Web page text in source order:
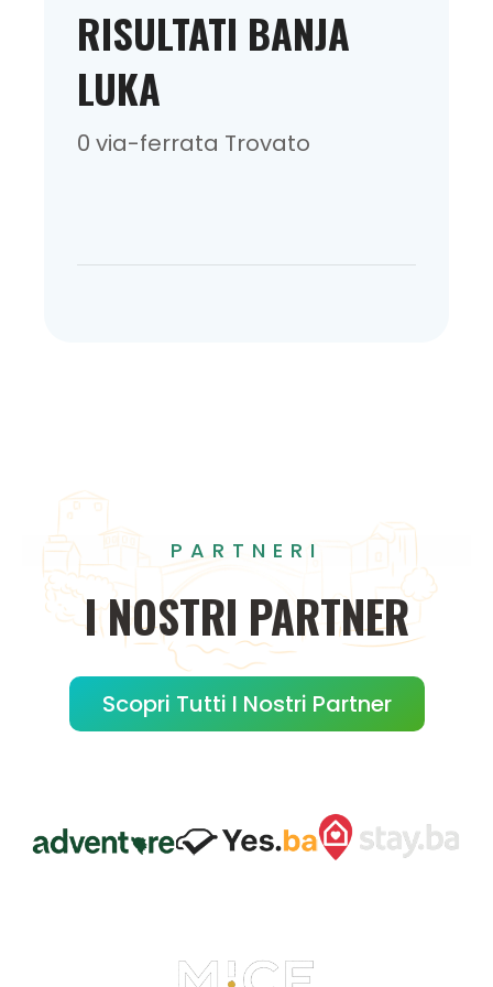
RISULTATI BANJA
LUKA
0 via-ferrata Trovato
PARTNERI
INOSTRI PARTNER
Scopri Tutti I Nostri Partner